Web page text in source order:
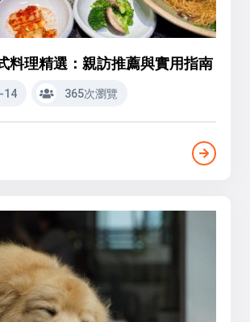
料理精選：親訪推薦與實用指南
14 365次瀏覽